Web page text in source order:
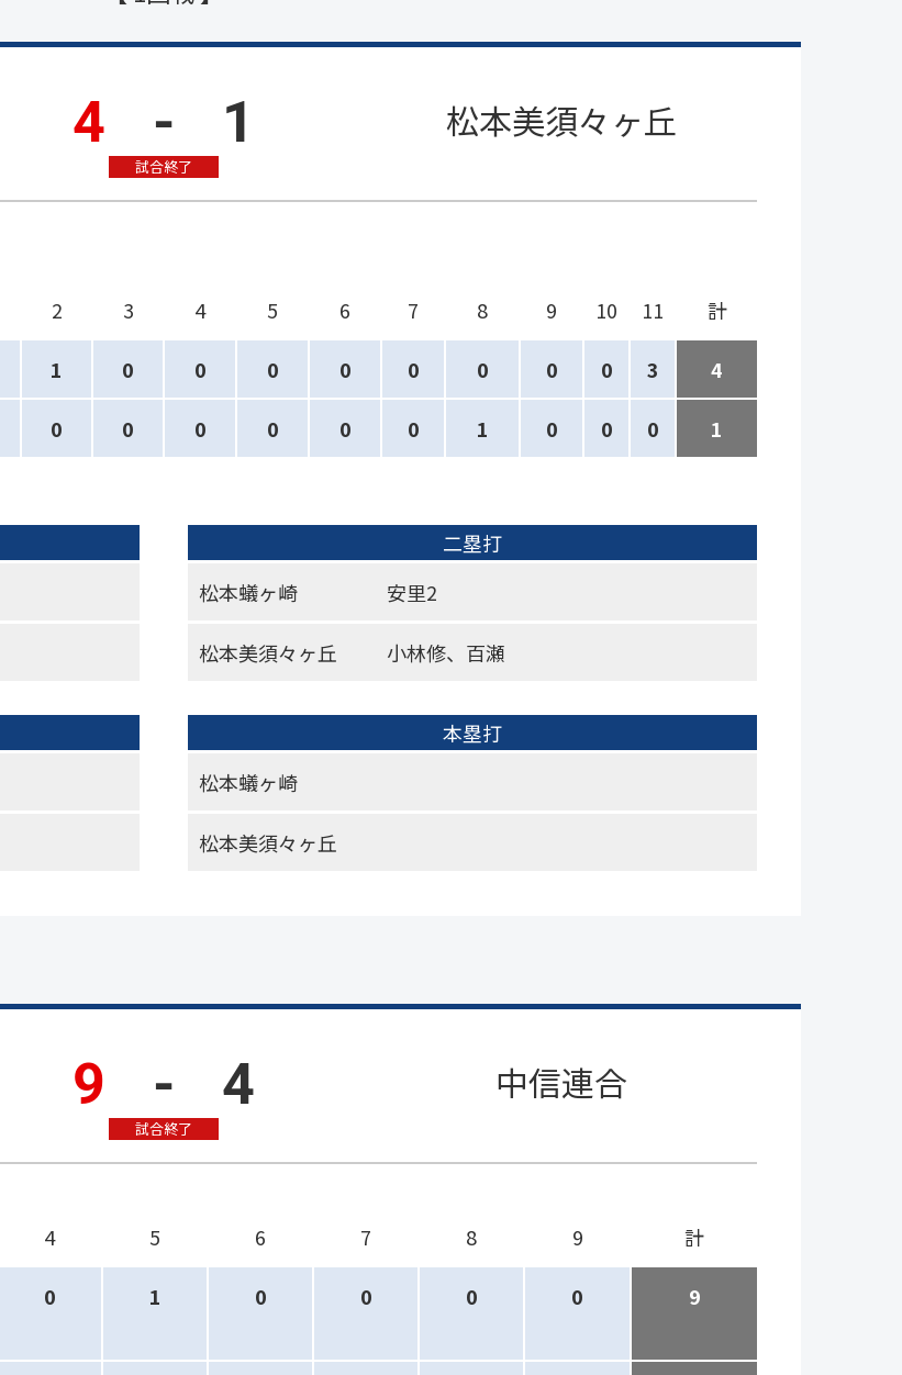
4 - 1
試合終了
松本美須々ヶ丘
2 3 4 5 6 7 8 9 10 11 計
1 0 0 0 0 0 0 0 0 3 4
0 0 0 0 0 0 1 0 0 0
1
二塁打
松本蟻ヶ崎
安里2
松本美須々ヶ丘 小林修、百瀬
本塁打
松本蟻ヶ崎
松本美須々ヶ丘
9 - 4
試合終了
中信連合
4 5 6 7 8 9 計
0 1 0 0 0 0 9